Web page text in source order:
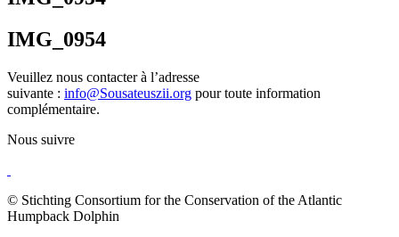
IMG_0954
Veuillez nous contacter à l’adresse
suivante : info@Sousateuszii.org pour toute information
complémentaire.
Nous suivre
© Stichting Consortium for the Conservation of the Atlantic
Humpback Dolphin